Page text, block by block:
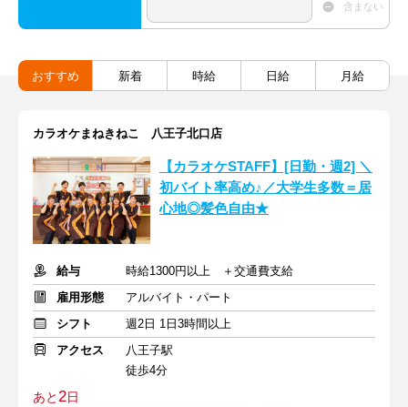
含まない
おすすめ 新着 時給 日給 月給
カラオケまねきねこ 八王子北口店
【カラオケSTAFF】[日勤・週2] ＼
初バイト率高め♪／大学生多数＝居
心地◎髪色自由★
給与
時給1300円以上 ＋交通費支給
雇用形態
アルバイト・パート
シフト
週2日 1日3時間以上
アクセス
八王子駅
徒歩4分
あと2日